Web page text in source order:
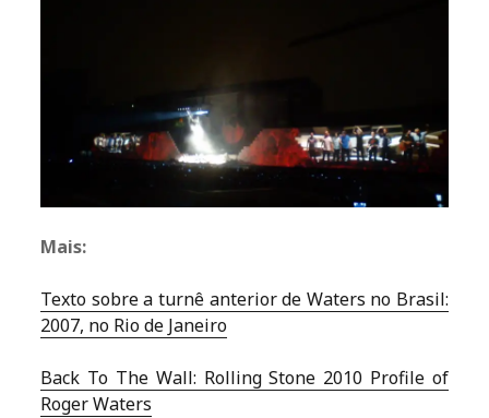
Mais:
Texto sobre a turnê anterior de Waters no Brasil:
2007, no Rio de Janeiro
Back To The Wall: Rolling Stone 2010 Profile of
Roger Waters